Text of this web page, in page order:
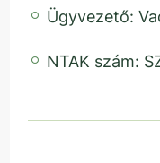
Ügyvezető:
NTAK szám: